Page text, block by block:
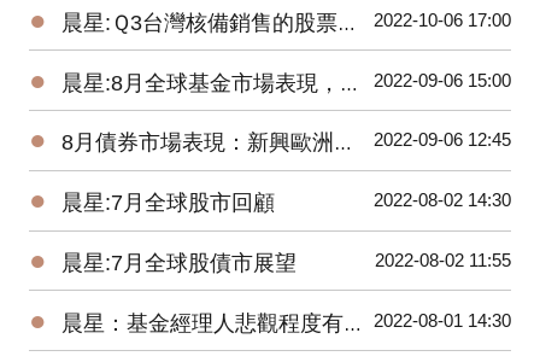
● 晨星:Ｑ3台灣核備銷售的股票型基金虧損8.77%，債券型基金虧損5.61% 2022-10-06 17:00
● 晨星:8月全球基金市場表現，能源基金逆勢上漲2.8%、貴金屬基金下跌7.9% 2022-09-06 15:00
● 8月債券市場表現：新興歐洲債券基金交出17.58%高報酬令人驚艷 2022-09-06 12:45
● 晨星:7月全球股市回顧 2022-08-02 14:30
● 晨星:7月全球股債市展望 2022-08-02 11:55
● 晨星：基金經理人悲觀程度有史以來最高，關注企業獲利揭示的未來方向 2022-08-01 14:30